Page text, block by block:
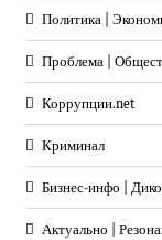
Политика |
Проблема |
Коррупции.net
Криминал
Бизнес-инфо |
Актуально |